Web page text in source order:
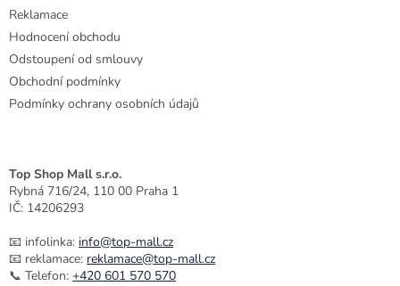
Reklamace
Hodnocení obchodu
Odstoupení od smlouvy
Obchodní podmínky
Podmínky ochrany osobních údajů
Top Shop Mall s.r.o.
Rybná 716/24, 110 00 Praha 1
IČ: 14206293
📧 infolinka: info@top-mall.cz
📧 reklamace: reklamace@top-mall.cz
📞 Telefon: +420 601 570 570